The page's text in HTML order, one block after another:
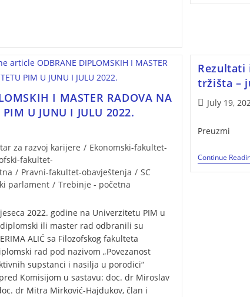
I MASTER RADOVA NA
PIM U JUNU I JULU 2022.
za razvoj karijere / Ekonomski-fakultet-
fakultet-
/ Pravni-fakultet-obavještenja / SC
parlament / Trebinje - početna
2022. godine na Univerzitetu PIM u
ili master rad odbranili su
ALIĆ sa Filozofskog fakulteta
rad pod nazivom „Povezanost
supstanci i nasilja u porodici“
Komisijom u sastavu: doc. dr Miroslav
dr Mitra Mirković-Hajdukov, član i
Rezultati
tržišta –
July 19,
Preuzmi
Continue